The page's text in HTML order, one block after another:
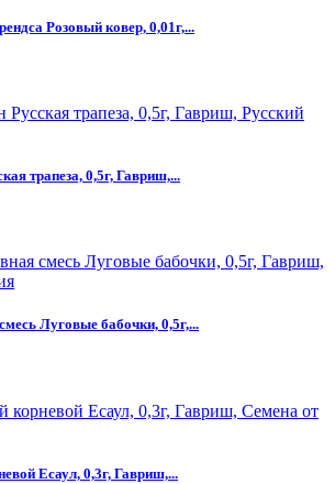
Розовый ковер, 0,01г,...
трапеза, 0,5г, Гавриш,...
Луговые бабочки, 0,5г,...
Есаул, 0,3г, Гавриш,...